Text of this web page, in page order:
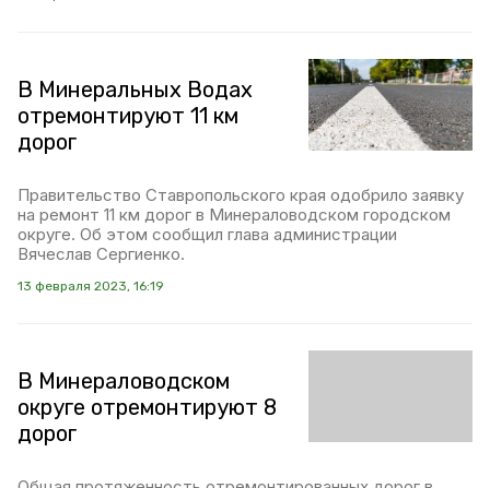
В Минеральных Водах
отремонтируют 11 км
дорог
Правительство Ставропольского края одобрило заявку
на ремонт 11 км дорог в Минераловодском городском
округе. Об этом сообщил глава администрации
Вячеслав Сергиенко.
13 февраля 2023, 16:19
В Минераловодском
округе отремонтируют 8
дорог